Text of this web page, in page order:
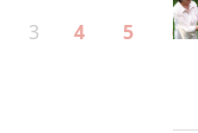
3 4 5 6